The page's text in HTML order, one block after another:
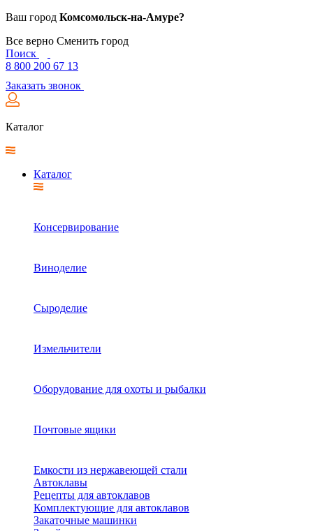
Ваш город Комсомольск-на-Амуре?
Все верно Сменить город
Поиск
8 800 200 67 13
Заказать звонок
Каталог
Каталог
Консервирование
Виноделие
Сыроделие
Измельчители
Оборудование для охоты и рыбалки
Почтовые ящики
Емкости из нержавеющей стали
Автоклавы
Рецепты для автоклавов
Комплектующие для автоклавов
Закаточные машинки